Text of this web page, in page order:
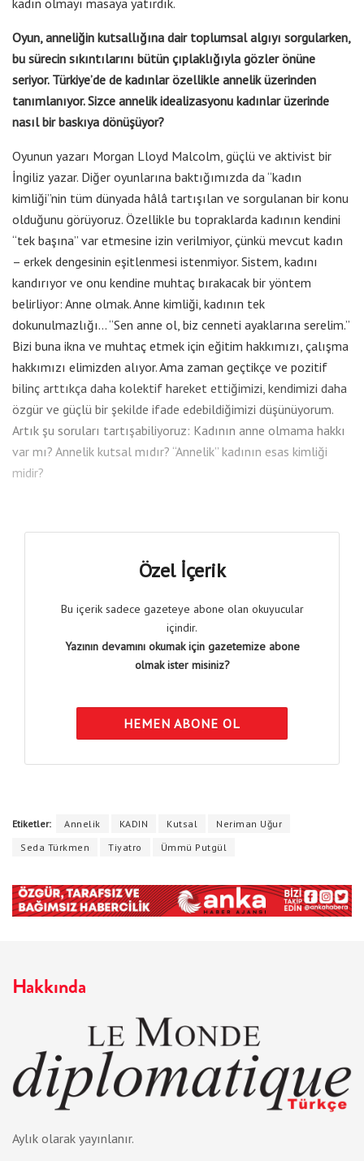
Oyun, anneliğin kutsallığına dair toplumsal algıyı sorgularken,
bu sürecin sıkıntılarını bütün çıplaklığıyla gözler önüne
seriyor. Türkiye’de de kadınlar özellikle annelik üzerinden
tanımlanıyor. Sizce annelik idealizasyonu kadınlar üzerinde
nasıl bir baskıya dönüşüyor?
Oyunun yazarı Morgan Lloyd Malcolm, güçlü ve aktivist bir
İngiliz yazar. Diğer oyunlarına baktığımızda da “kadın
kimliği”nin tüm dünyada hâlâ tartışılan ve sorgulanan bir konu
olduğunu görüyoruz. Özellikle bu topraklarda kadının kendini
“tek başına” var etmesine izin verilmiyor, çünkü mevcut kadın
– erkek dengesinin eşitlenmesi istenmiyor. Sistem, kadını
kandırıyor ve onu kendine muhtaç bırakacak bir yöntem
belirliyor: Anne olmak. Anne kimliği, kadının tek
dokunulmazlığı… “Sen anne ol, biz cenneti ayaklarına serelim.”
Bizi buna ikna ve muhtaç etmek için eğitim hakkımızı, çalışma
hakkımızı elimizden alıyor. Ama zaman geçtikçe ve pozitif
bilinç arttıkça daha kolektif hareket ettiğimizi, kendimizi daha
özgür ve güçlü bir şekilde ifade edebildiğimizi düşünüyorum.
Artık şu soruları tartışabiliyoruz: Kadının anne olmama hakkı
var mı? Annelik kutsal mıdır? “Annelik” kadının esas kimliği
midir?
Özel İçerik
Bu içerik sadece gazeteye abone olan okuyucular
içindir.
Yazının devamını okumak için gazetemize abone
olmak ister misiniz?
HEMEN ABONE OL
Etiketler: Annelik KADIN Kutsal
Neriman Uğur
Seda Türkmen
Tiyatro Ümmü Putgül
Hakkında
Aylık olarak yayınlanır.